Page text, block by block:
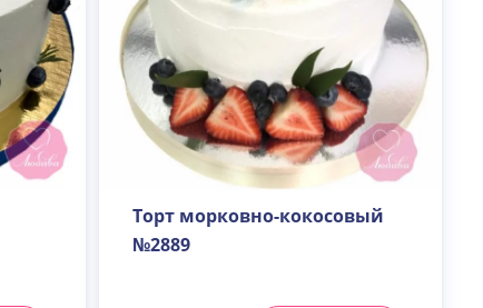
Торт морковно-кокосовый
№2889